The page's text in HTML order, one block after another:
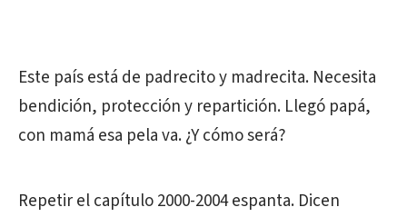
Este país está de padrecito y madrecita. Necesita
bendición, protección y repartición. Llegó papá,
con mamá esa pela va. ¿Y cómo será?
Repetir el capítulo 2000-2004 espanta. Dicen